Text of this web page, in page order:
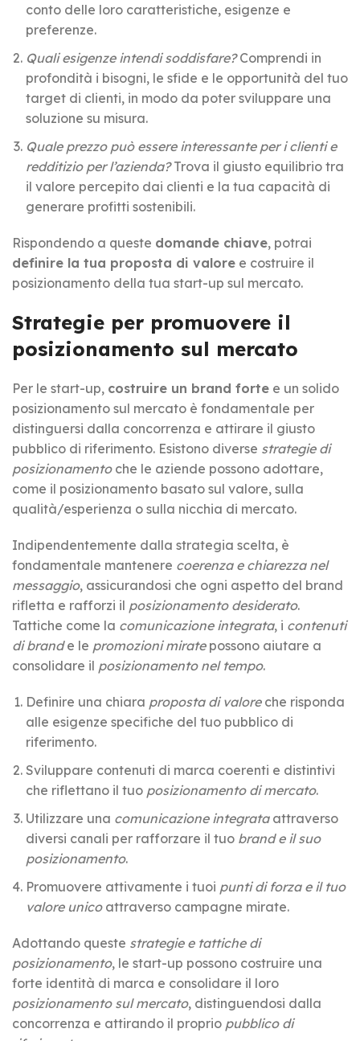
conto delle loro caratteristiche, esigenze e
preferenze.
Quali esigenze intendi soddisfare?Comprendi in
profondità i bisogni, le sfide e le opportunità del tuo
target di clienti, in modo da poter sviluppare una
soluzione su misura.
Quale prezzo può essere interessante per i clienti e
redditizio per l’azienda?Trova il giusto equilibrio tra
il valore percepito dai clienti e la tua capacità di
generare profitti sostenibili.
Rispondendo a queste domande chiave, potrai
definire la tua proposta di valore e costruire il
posizionamento della tua start-up sul mercato.
Strategie per promuovere il
posizionamento sul mercato
Per le start-up, costruire un brand forte e un solido
posizionamento sul mercato è fondamentale per
distinguersi dalla concorrenza e attirare il giusto
pubblico di riferimento. Esistono diverse strategie di
posizionamentoche le aziende possono adottare,
come il posizionamento basato sul valore, sulla
qualità/esperienza o sulla nicchia di mercato.
Indipendentemente dalla strategia scelta, è
fondamentale mantenere coerenza e chiarezza nel
messaggio, assicurandosi che ogni aspetto del brand
rifletta e rafforzi il posizionamento desiderato.
Tattiche come la comunicazione integrata, i contenuti
di brande le promozioni miratepossono aiutare a
consolidare il posizionamento nel tempo.
Definire una chiara proposta di valoreche risponda
alle esigenze specifiche del tuo pubblico di
riferimento.
Sviluppare contenuti di marca coerenti e distintivi
che riflettano il tuo posizionamento di mercato.
Utilizzare una comunicazione integrataattraverso
diversi canali per rafforzare il tuo brand e il suo
posizionamento.
Promuovere attivamente i tuoi punti di forza e il tuo
valore unicoattraverso campagne mirate.
Adottando queste strategie e tattiche di
posizionamento, le start-up possono costruire una
forte identità di marca e consolidare il loro
posizionamento sul mercato, distinguendosi dalla
concorrenza e attirando il proprio pubblico di